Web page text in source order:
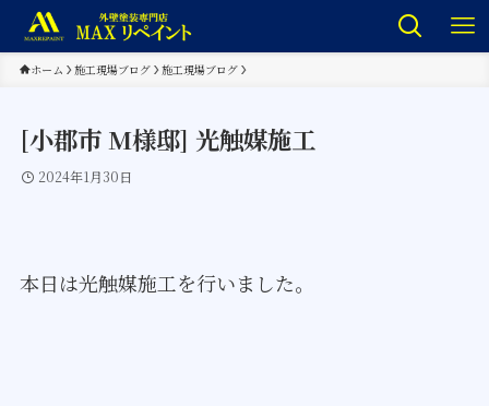
ホーム 施工現場ブログ 施工現場ブログ
[小郡市 M様邸] 光触媒施工
2024年1月30日
本日は光触媒施工を行いました。